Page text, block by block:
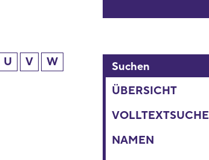
U V
W
Suchen
ÜBERSICHT
VOLLTEXTSUCHE
NAMEN